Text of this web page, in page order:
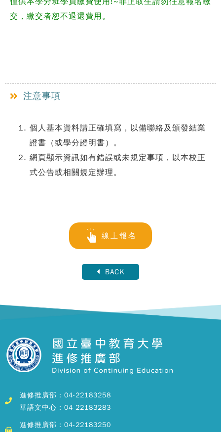
交，繳交者恕不退還費用。
注意事項
個人基本資料請正確填寫，以備聯絡及頒發結業
證書（或學分證明書）。
網頁顯示資訊如有錯誤或未規定事項，以本校正
式公告或相關規定辦理。
線上報名
BACK
進修推廣部：04-22183258
華語文中心：04-22183283
進修推廣部：04-22183250